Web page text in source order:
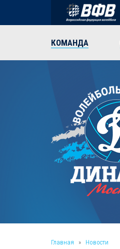
КОМАНДА
Главная » Новости